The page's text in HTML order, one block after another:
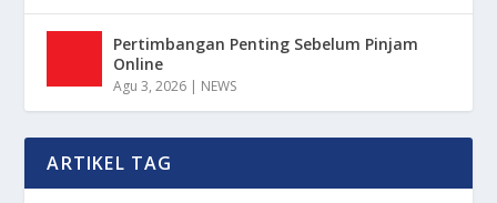
Pertimbangan Penting Sebelum Pinjam
Online
Agu 3, 2026 | NEWS
ARTIKEL TAG